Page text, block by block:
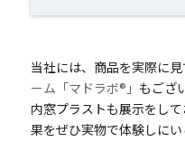
当社には、商品を実際に
ーム「マドラボ®」 もござ
内窓プラストも展示をし
果をぜひ実物で体験しにい